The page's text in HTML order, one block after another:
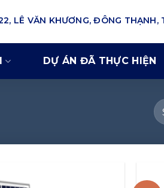
LÊ VĂN KHƯƠNG, ĐÔNG THẠNH,
DỰ ÁN ĐÃ THỰC HIỆN